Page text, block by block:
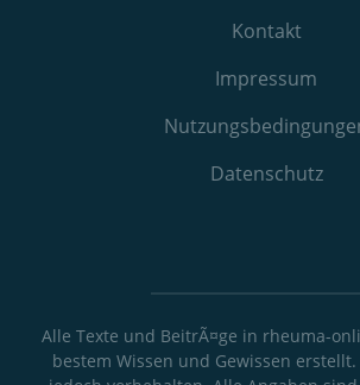
Kontakt
Impressum
Datenschutz
Alle Texte und BeitrÃ¤ge in rheuma-
bestem Wissen und Gewissen